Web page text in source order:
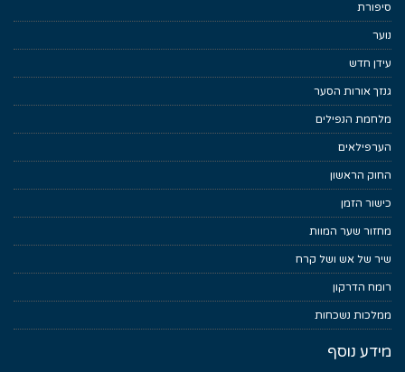
סיפורת
נוער
עידן חדש
גנזך אורות הסער
מלחמת הנפילים
הערפילאים
החוק הראשון
כישור הזמן
מחזור שער המוות
שיר של אש ושל קרח
רומח הדרקון
ממלכות נשכחות
מידע נוסף